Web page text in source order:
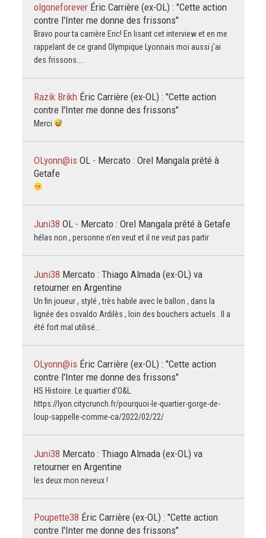
olgoneforever Éric Carrière (ex-OL) : "Cette action
contre l'Inter me donne des frissons"
Bravo pour ta carrière Eric! En lisant cet interview et en me
rappelant de ce grand Olympique Lyonnais moi aussi j'ai
des frissons....
Razik Brikh Éric Carrière (ex-OL) : "Cette action
contre l'Inter me donne des frissons"
Merci
OLyonn@is OL - Mercato : Orel Mangala prêté à
Getafe
Juni38 OL - Mercato : Orel Mangala prêté à Getafe
hélas non , personne n'en veut et il ne veut pas partir
Juni38 Mercato : Thiago Almada (ex-OL) va
retourner en Argentine
Un fin joueur , stylé , très habile avec le ballon , dans la
lignée des osvaldo Ardilès , loin des bouchers actuels . Il a
été fort mal utilisé…
OLyonn@is Éric Carrière (ex-OL) : "Cette action
contre l'Inter me donne des frissons"
HS Histoire. Le quartier d'O&L.
https://lyon.citycrunch.fr/pourquoi-le-quartier-gorge-de-
loup-sappelle-comme-ca/2022/02/22/
Juni38 Mercato : Thiago Almada (ex-OL) va
retourner en Argentine
les deux mon neveux !
Poupette38 Éric Carrière (ex-OL) : "Cette action
contre l'Inter me donne des frissons"